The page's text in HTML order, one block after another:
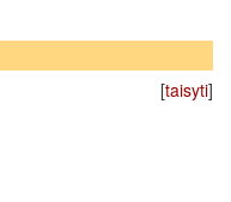
[taisyti]